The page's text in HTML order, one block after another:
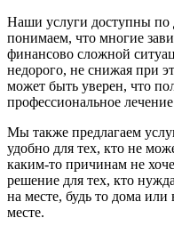
Наши услуги доступны
понимаем, что многие
финансово сложной
недорого, не снижая при
может быть уверен, что
профессиональное
Мы также предлагаем
удобно для тех, кто не
каким-то причинам не
решение для тех, кто
на месте, будь то дома
месте.